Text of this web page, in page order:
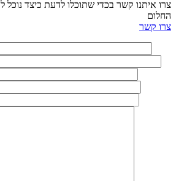
איתנו קשר בכדי שתוכלו לדעת כיצד נוכל
קשר